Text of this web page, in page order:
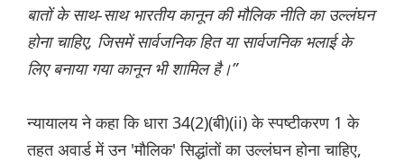
बातों के साथ-साथ भारतीय कानून की मौलिक नीति का उल्लंघन
होना चाहिए, जिसमें सार्वजनिक हित या सार्वजनिक भलाई के
लिए बनाया गया कानून भी शामिल है।”
न्यायालय ने कहा कि धारा 34(2)(बी)(ii) के स्पष्टीकरण 1 के
तहत अवार्ड में उन 'मौलिक' सिद्धांतों का उल्लंघन होना चाहिए,